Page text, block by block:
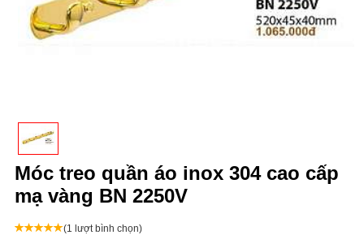
Móc treo quần áo inox 304 cao cấp
mạ vàng BN 2250V
(1 lượt bình chọn)